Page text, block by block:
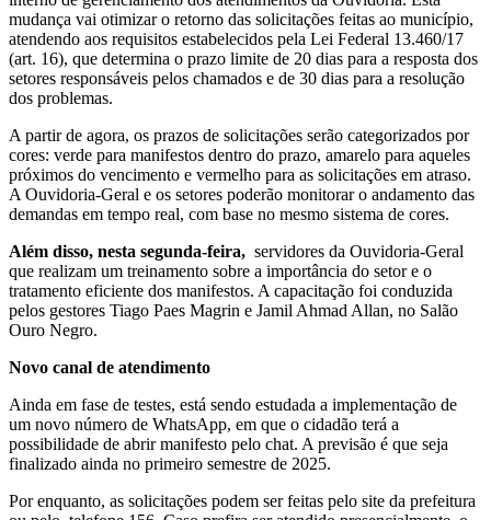
mudança vai otimizar o retorno das solicitações feitas ao município,
atendendo aos requisitos estabelecidos pela Lei Federal 13.460/17
(art. 16), que determina o prazo limite de 20 dias para a resposta dos
setores responsáveis pelos chamados e de 30 dias para a resolução
dos problemas.
A partir de agora, os prazos de solicitações serão categorizados por
cores: verde para manifestos dentro do prazo, amarelo para aqueles
próximos do vencimento e vermelho para as solicitações em atraso.
A Ouvidoria-Geral e os setores poderão monitorar o andamento das
demandas em tempo real, com base no mesmo sistema de cores.
Além disso, nesta segunda-feira, servidores da Ouvidoria-Geral
que realizam um treinamento sobre a importância do setor e o
tratamento eficiente dos manifestos. A capacitação foi conduzida
pelos gestores Tiago Paes Magrin e Jamil Ahmad Allan, no Salão
Ouro Negro.
Novo canal de atendimento
Ainda em fase de testes, está sendo estudada a implementação de
um novo número de WhatsApp, em que o cidadão terá a
possibilidade de abrir manifesto pelo chat. A previsão é que seja
finalizado ainda no primeiro semestre de 2025.
Por enquanto, as solicitações podem ser feitas pelo site da prefeitura